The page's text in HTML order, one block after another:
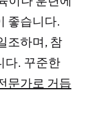
좋습니다.
조하며, 참
다. 꾸준한
문가로 거듭